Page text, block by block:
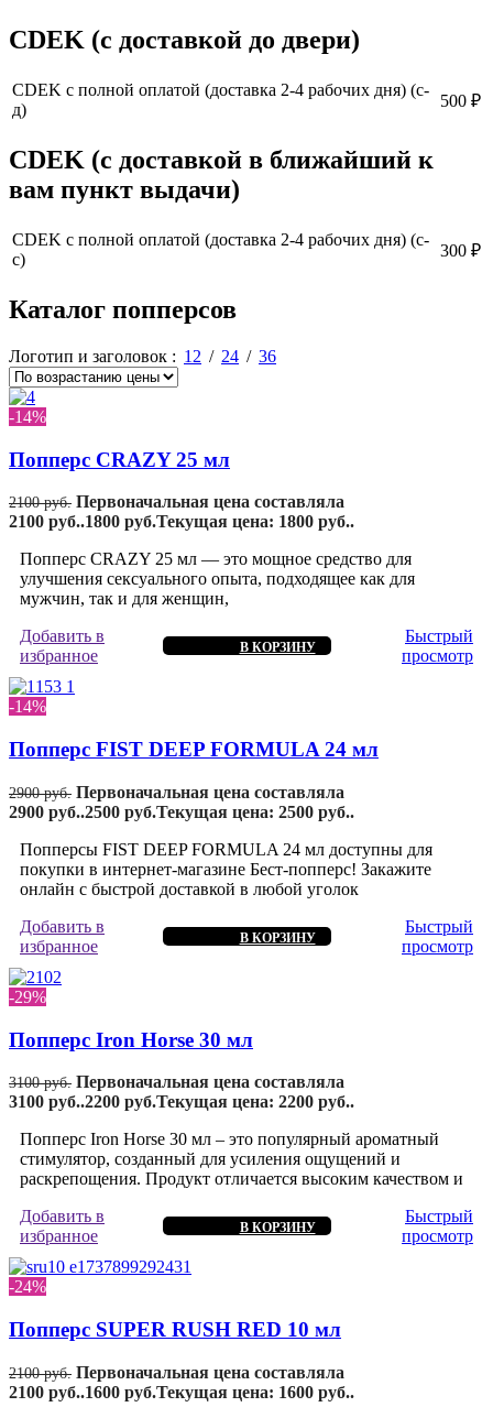
CDEK (с доставкой до двери)
CDEK с полной оплатой (доставка 2-4 рабочих дня) (с-
д)
500 ₽
CDEK (с доставкой в ближайший к
вам пункт выдачи)
CDEK с полной оплатой (доставка 2-4 рабочих дня) (с-
с)
300 ₽
Каталог попперсов
Логотип и заголовок 12 24 36
-14%
Попперс CRAZY 25 мл
2100руб. Первоначальная цена составляла
2100 руб..1800 руб.Текущая цена: 1800 руб..
Попперс CRAZY 25 мл — это мощное средство для
улучшения сексуального опыта, подходящее как для
мужчин, так и для женщин,
Добавить в
избранное
В КОРЗИНУ
Быстрый
просмотр
-14%
Попперс FIST DEEP FORMULA 24 мл
2900руб. Первоначальная цена составляла
2900 руб..2500 руб.Текущая цена: 2500 руб..
Попперсы FIST DEEP FORMULA 24 мл доступны для
покупки в интернет-магазине Бест-попперс! Закажите
онлайн с быстрой доставкой в любой уголок
Добавить в
избранное
В КОРЗИНУ
Быстрый
просмотр
-29%
Попперс Iron Horse 30 мл
3100руб. Первоначальная цена составляла
3100 руб..2200 руб.Текущая цена: 2200 руб..
Попперс Iron Horse 30 мл – это популярный ароматный
стимулятор, созданный для усиления ощущений и
раскрепощения. Продукт отличается высоким качеством и
Добавить в
избранное
В КОРЗИНУ
Быстрый
просмотр
-24%
Попперс SUPER RUSH RED 10 мл
2100руб. Первоначальная цена составляла
2100 руб..1600 руб.Текущая цена: 1600 руб..